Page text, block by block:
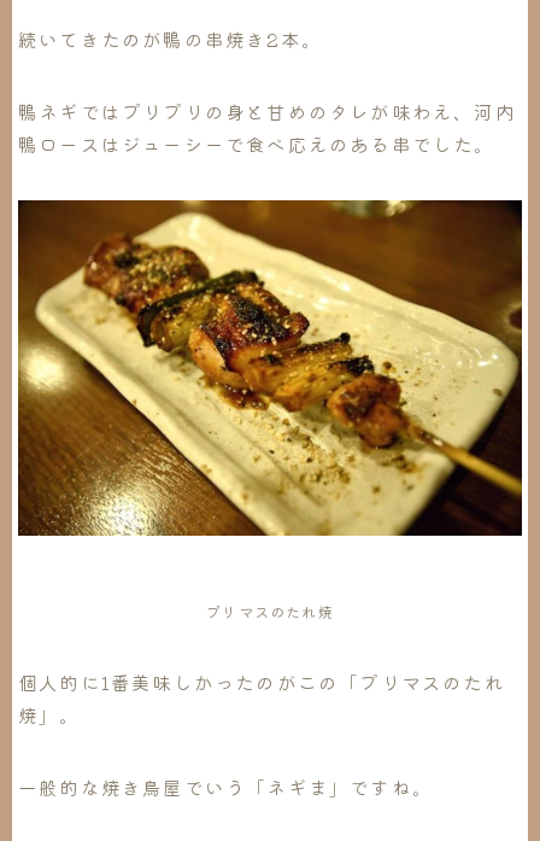
続いてきたのが鴨の串焼き2本。
鴨ネギではプリプリの身と甘めのタレが味わえ、河内
鴨ロースはジューシーで食べ応えのある串でした。
プリマスのたれ焼
個人的に1番美味しかったのがこの「プリマスのたれ
焼」。
一般的な焼き鳥屋でいう「ネギま」ですね。